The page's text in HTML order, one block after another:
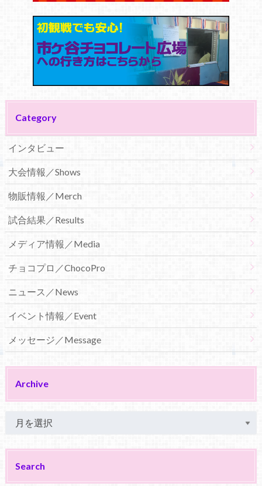
Category
インタビュー
大会情報／Shows
物販情報／Merch
試合結果／Results
メディア情報／Media
チョコプロ／ChocoPro
ニュース／News
イベント情報／Event
メッセージ／Message
Archive
Search